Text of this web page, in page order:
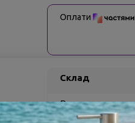
Оплати
Склад
Воронеж